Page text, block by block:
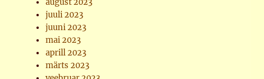
august 2023
juuli 2023
juuni 2023
mai 2023
aprill 2023
märts 2023